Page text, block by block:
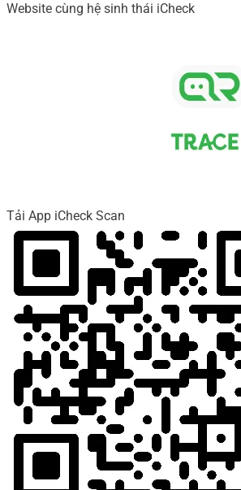
Website cùng hệ sinh thái iCheck
Tải App iCheck Scan